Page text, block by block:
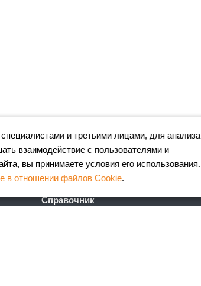
Справочник
и третьими лицами, для анализа
взаимодействие с пользователями и
вы принимаете условия его использования.
в отношении файлов Cookie.